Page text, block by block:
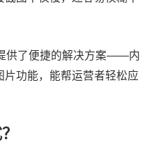
供了便捷的解决方案——内
功能，能帮运营者轻松应